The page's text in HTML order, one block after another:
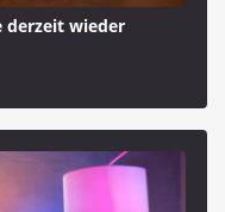
derzeit wieder